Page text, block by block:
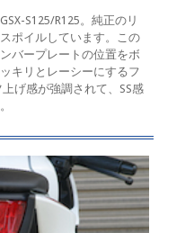
S125/R125。純正のリ
ポイルしています。この
バープレートの位置をボ
キリとレーシーにするフ
げ感が強調されて、SS感